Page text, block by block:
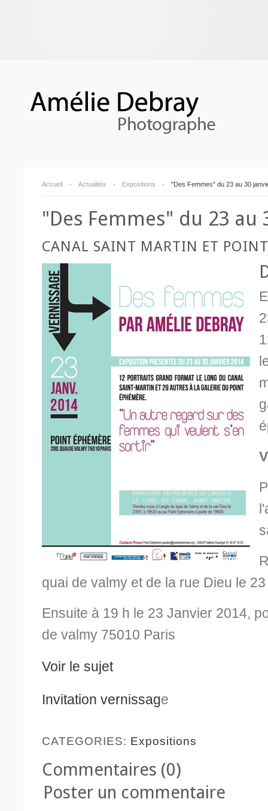
Accueil Actualités Expositions "Des Femmes" du 23 au 30
"Des Femmes" du 23 au
CANAL SAINT MARTIN ET POINT
quai de valmy et de la rue Dieu le
Ensuite à 19 h le 23 Janvier 2014,
de valmy 75010 Paris
Voir le sujet
Invitation vernissage
CATEGORIES: Expositions
Commentaires (0)
Poster un commentaire